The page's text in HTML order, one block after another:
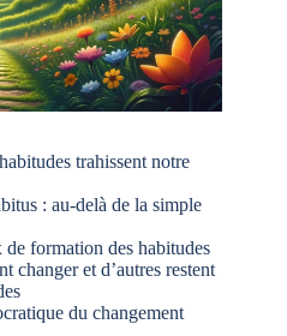
trahissent notre
: au-delà de la simple
de formation des habitudes
changer et d’autres restent
du changement